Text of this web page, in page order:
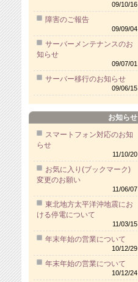
09/10/16
障害のご報告
09/09/04
サーバーメンテナンスのお
知らせ
09/07/01
サーバー移行のお知らせ
09/06/15
お知らせ
スマートフォン対応のお知
らせ
11/10/20
お気に入り(ブックマーク)
変更のお願い
11/06/07
東北地方太平洋沖地震にお
ける停電について
11/03/15
年末年始の営業について
10/12/29
年末年始の営業について
10/12/24